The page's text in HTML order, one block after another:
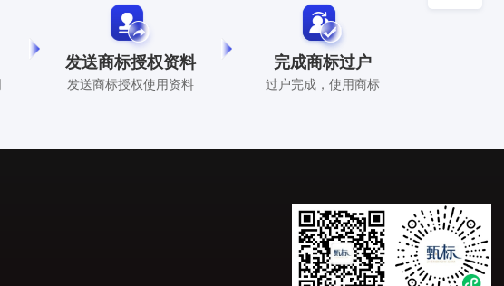
发送商标授权资料
发送商标授权使用资料
完成商标过户
过户完成，使用商标